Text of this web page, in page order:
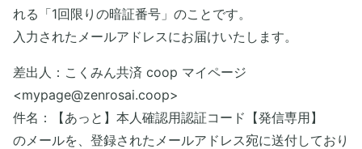
れる「1回限りの暗証番号」のことです。
入力されたメールアドレスにお届けいたします。
差出人：こくみん共済 coop マイページ
<mypage@zenrosai.coop>
件名：【あっと】本人確認用認証コード【発信専用】
のメールを、登録されたメールアドレス宛に送付しており